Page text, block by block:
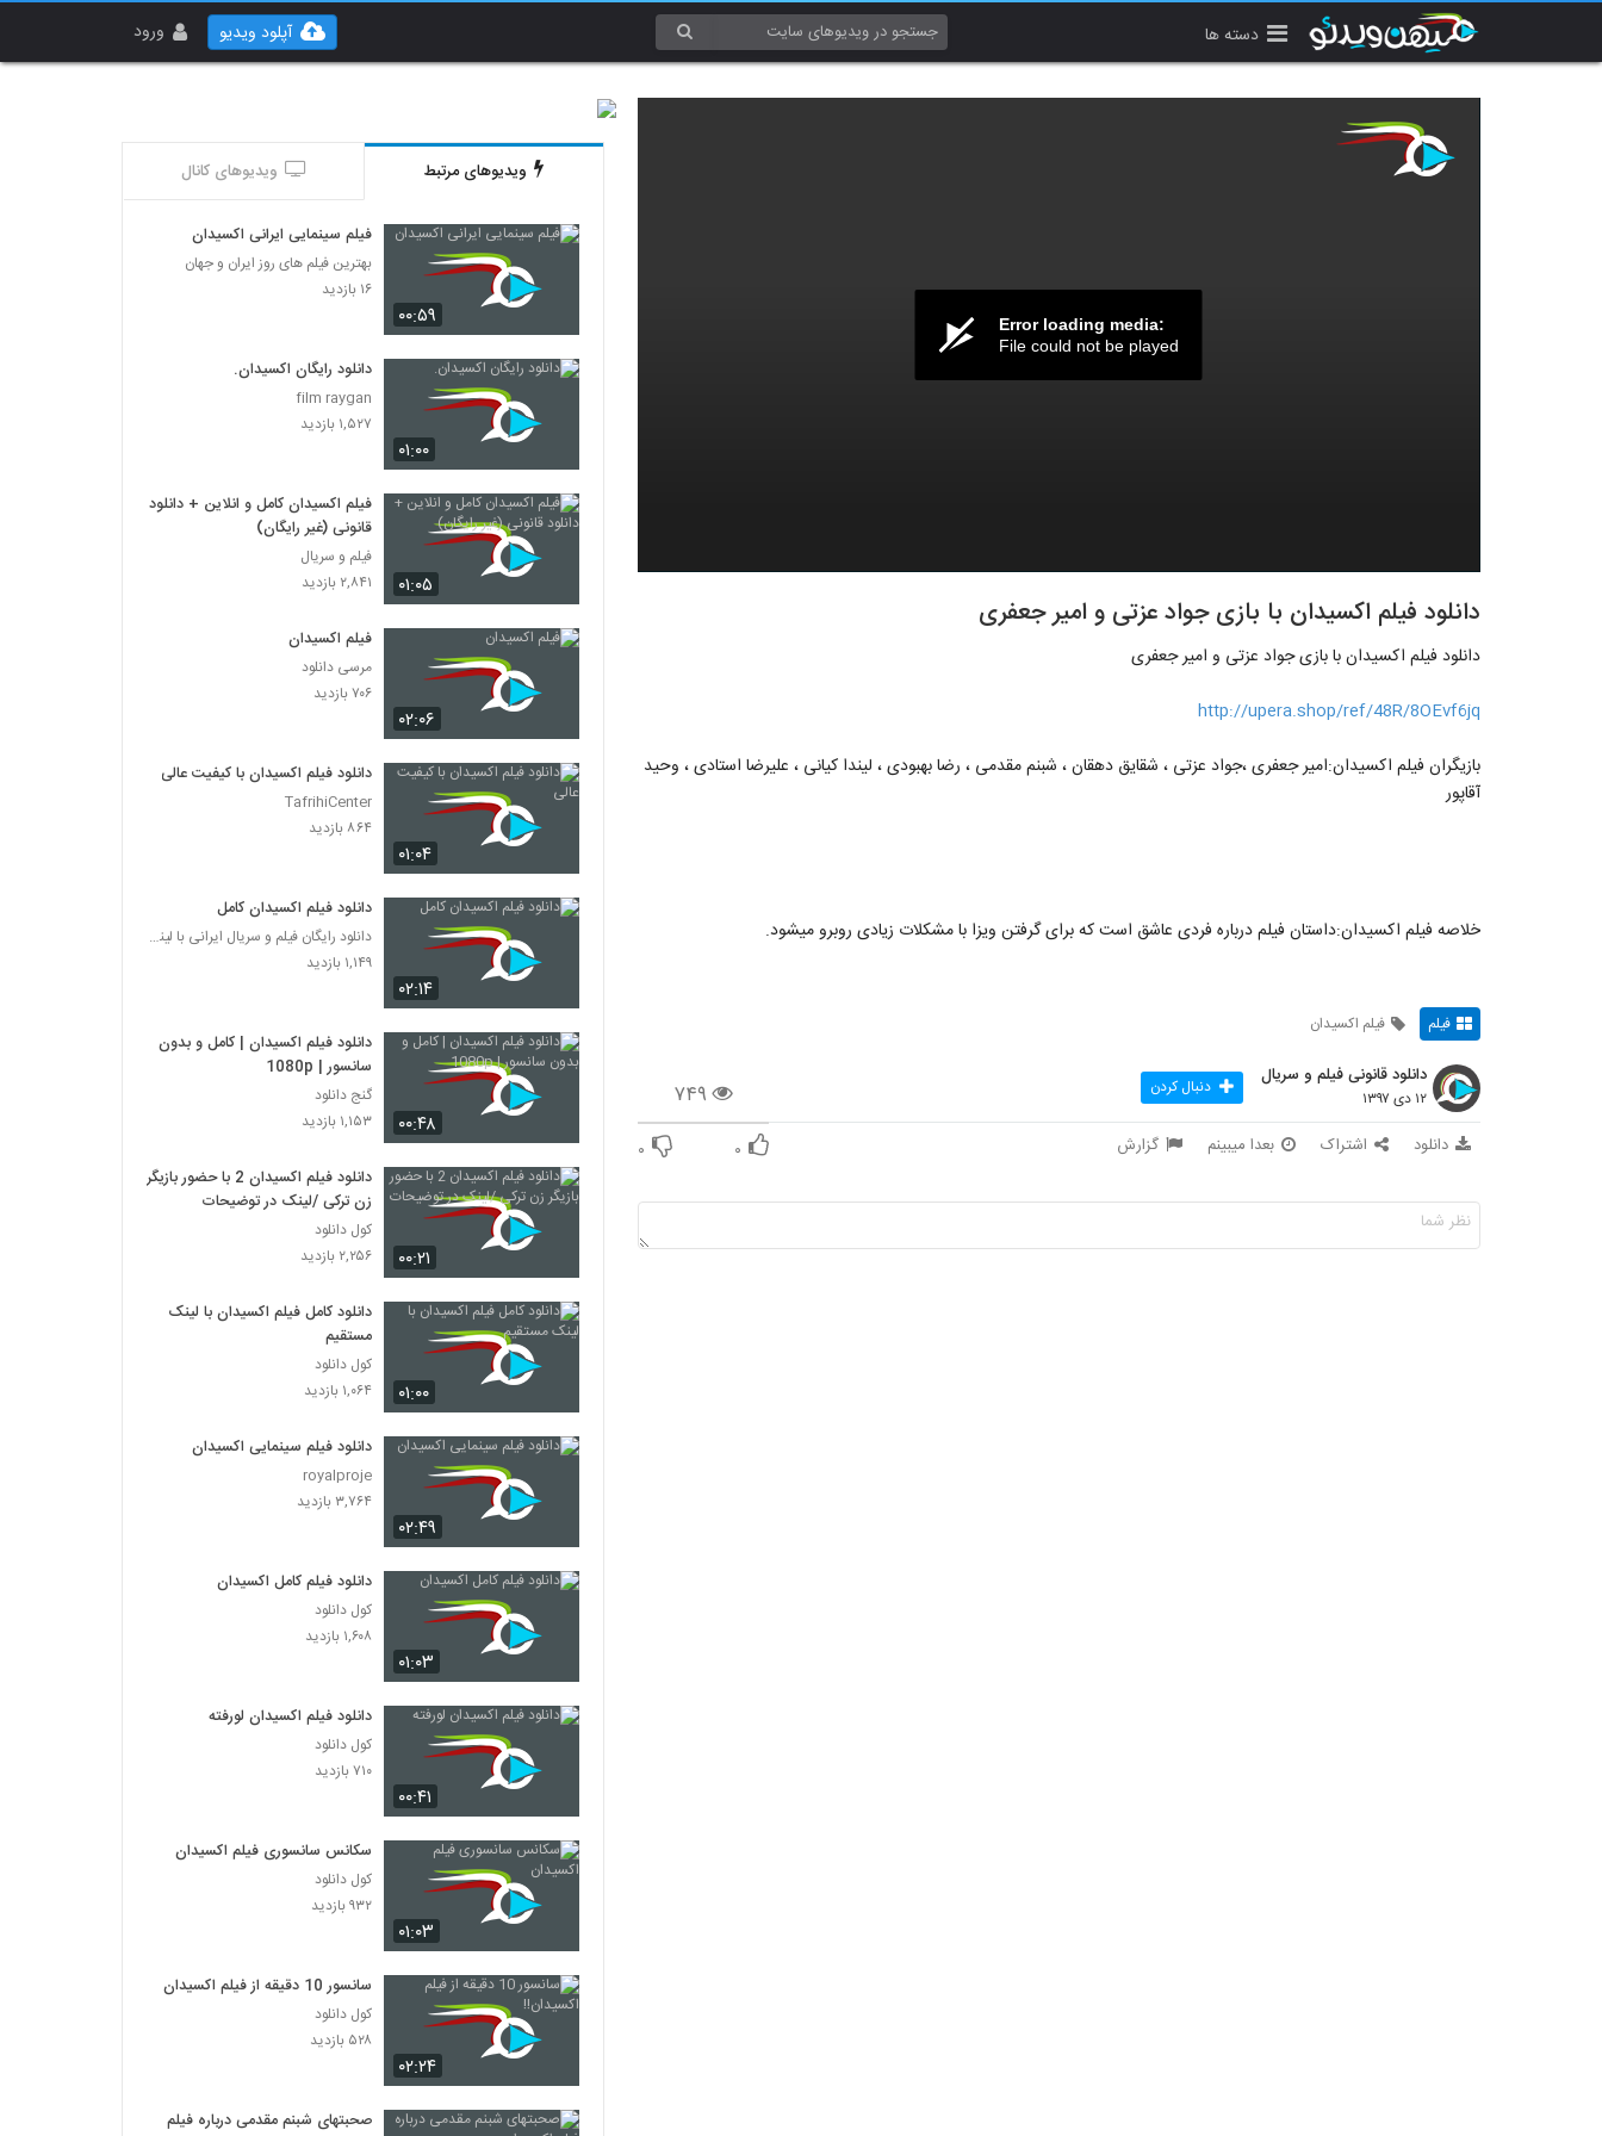
دسته ها ورود آپلود ویدیو
Error loading media:
File could not be played
دانلود فیلم اکسیدان با بازی جواد عزتی و امیر جعفری
دانلود فیلم اکسیدان با بازی جواد عزتی و امیر جعفری
http://upera.shop/ref/48R/8OEvf6jq
بازیگران فیلم اکسیدان:امیر جعفری ،جواد عزتی ، شقایق دهقان ، شبنم مقدمی ، رضا بهبودی ، لیندا کیانی ، علیرضا استادی ، وحید
آقاپور
خلاصه فیلم اکسیدان:داستان فیلم درباره فردی عاشق است که برای گرفتن ویزا با مشکلات زیادی روبرو میشود.
فیلم فیلم اکسیدان
۷۴۹
دانلود قانونی فیلم و سریال
۱۲ دی ۱۳۹۷ دنبال کردن
دانلود اشتراک بعدا میبینم گزارش ۰ ۰
ویدیوهای مرتبط ویدیوهای کانال
۰۰:۵۹
فیلم سینمایی ایرانی اکسیدان
بهترین فیلم های روز ایران و جهان
۱۶ بازدید
۰۱:۰۰
دانلود رایگان اکسیدان.
film raygan
۱,۵۲۷ بازدید
۰۱:۰۵
فیلم اکسیدان کامل و انلاین + دانلود
قانونی (غیر رایگان)
فیلم و سریال
۲,۸۴۱ بازدید
۰۲:۰۶
فیلم اکسیدان
مرسی دانلود
۷۰۶ بازدید
۰۱:۰۴
دانلود فیلم اکسیدان با کیفیت عالی
TafrihiCenter
۸۶۴ بازدید
۰۲:۱۴
دانلود فیلم اکسیدان کامل
دانلود رایگان فیلم و سریال ایرانی با لینک مستقیم
۱,۱۴۹ بازدید
۰۰:۴۸
دانلود فیلم اکسیدان | کامل و بدون
سانسور | 1080p
گنج دانلود
۱,۱۵۳ بازدید
۰۰:۲۱
دانلود فیلم اکسیدان 2 با حضور بازیگر
زن ترکی /لینک در توضیحات
کول دانلود
۲,۲۵۶ بازدید
۰۱:۰۰
دانلود کامل فیلم اکسیدان با لینک
مستقیم
کول دانلود
۱,۰۶۴ بازدید
۰۲:۴۹
دانلود فیلم سینمایی اکسیدان
royalproje
۳,۷۶۴ بازدید
۰۱:۰۳
دانلود فیلم کامل اکسیدان
کول دانلود
۱,۶۰۸ بازدید
۰۰:۴۱
دانلود فیلم اکسیدان لورفته
کول دانلود
۷۱۰ بازدید
۰۱:۰۳
سکانس سانسوری فیلم اکسیدان
کول دانلود
۹۳۲ بازدید
۰۲:۲۴
سانسور 10 دقیقه از فیلم اکسیدان!!
کول دانلود
۵۲۸ بازدید
صحبتهای شبنم مقدمی درباره فیلم